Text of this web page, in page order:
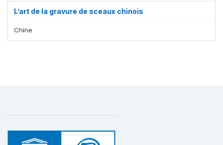
L’art de la gravure de sceaux chinois
Chine